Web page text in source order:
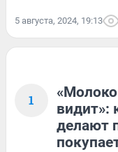
5 августа, 2024, 19:13
1
видит»:
делают